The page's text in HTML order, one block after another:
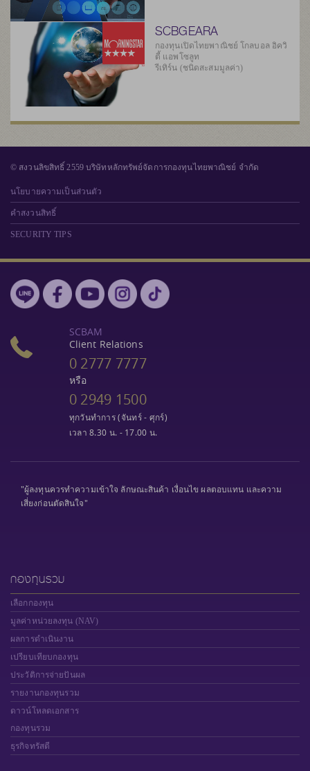
SCBGEARA
กองทุนเปิดไทยพาณิชย์ โกลบอล อิควิ
ตี้ แอพโซลูท
รีเทิร์น (ชนิดสะสมมูลค่า)
© สงวนลิขสิทธิ์ 2559 บริษัทหลักทรัพย์จัดการกองทุนไทยพาณิชย์ จำกัด
นโยบายความเป็นส่วนตัว
คำสงวนสิทธิ์
SECURITY TIPS
SCBAM
Client Relations
0 2777 7777
หรือ
0 2949 1500
ทุกวันทำการ (จันทร์ - ศุกร์)
เวลา 8.30 น. - 17.00 น.
"ผู้ลงทุนควรทำความเข้าใจ ลักษณะสินค้า เงื่อนไข ผลตอบแทน และความ
เสี่ยงก่อนตัดสินใจ"
กองทุนรวม
เลือกกองทุน
มูลค่าหน่วยลงทุน (NAV)
ผลการดำเนินงาน
เปรียบเทียบกองทุน
ประวัติการจ่ายปันผล
รายงานกองทุนรวม
ดาวน์โหลดเอกสาร
กองทุนรวม
ธุรกิจทรัสตี